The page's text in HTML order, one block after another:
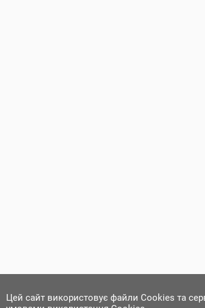
Цей сайт використовує файли Cookies та